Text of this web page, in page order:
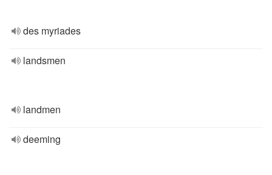
des myriades
landsmen
landmen
deeming